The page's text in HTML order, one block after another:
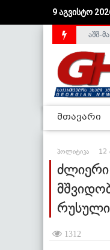
9 აგვისტოაშშ-
მთავარი
პოლიტიკა 12
ძლიერი
1312